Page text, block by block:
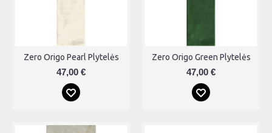
Zero Origo Pearl Plytelės
47,00 €
Zero Origo Green Plytelės
47,00 €